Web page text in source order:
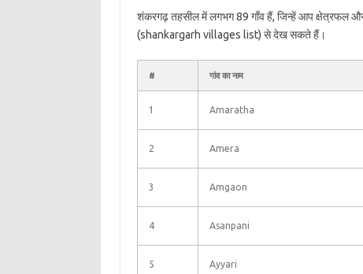
शंकरगढ़ तहसील में लगभग 89 गाँव हैं, जिन्हें आप क्षेत्रफल
(shankargarh villages list) से देख सकते हैं।
# गांव का नाम
1 Amaratha
2 Amera
3 Amgaon
4 Asanpani
5 Ayyari